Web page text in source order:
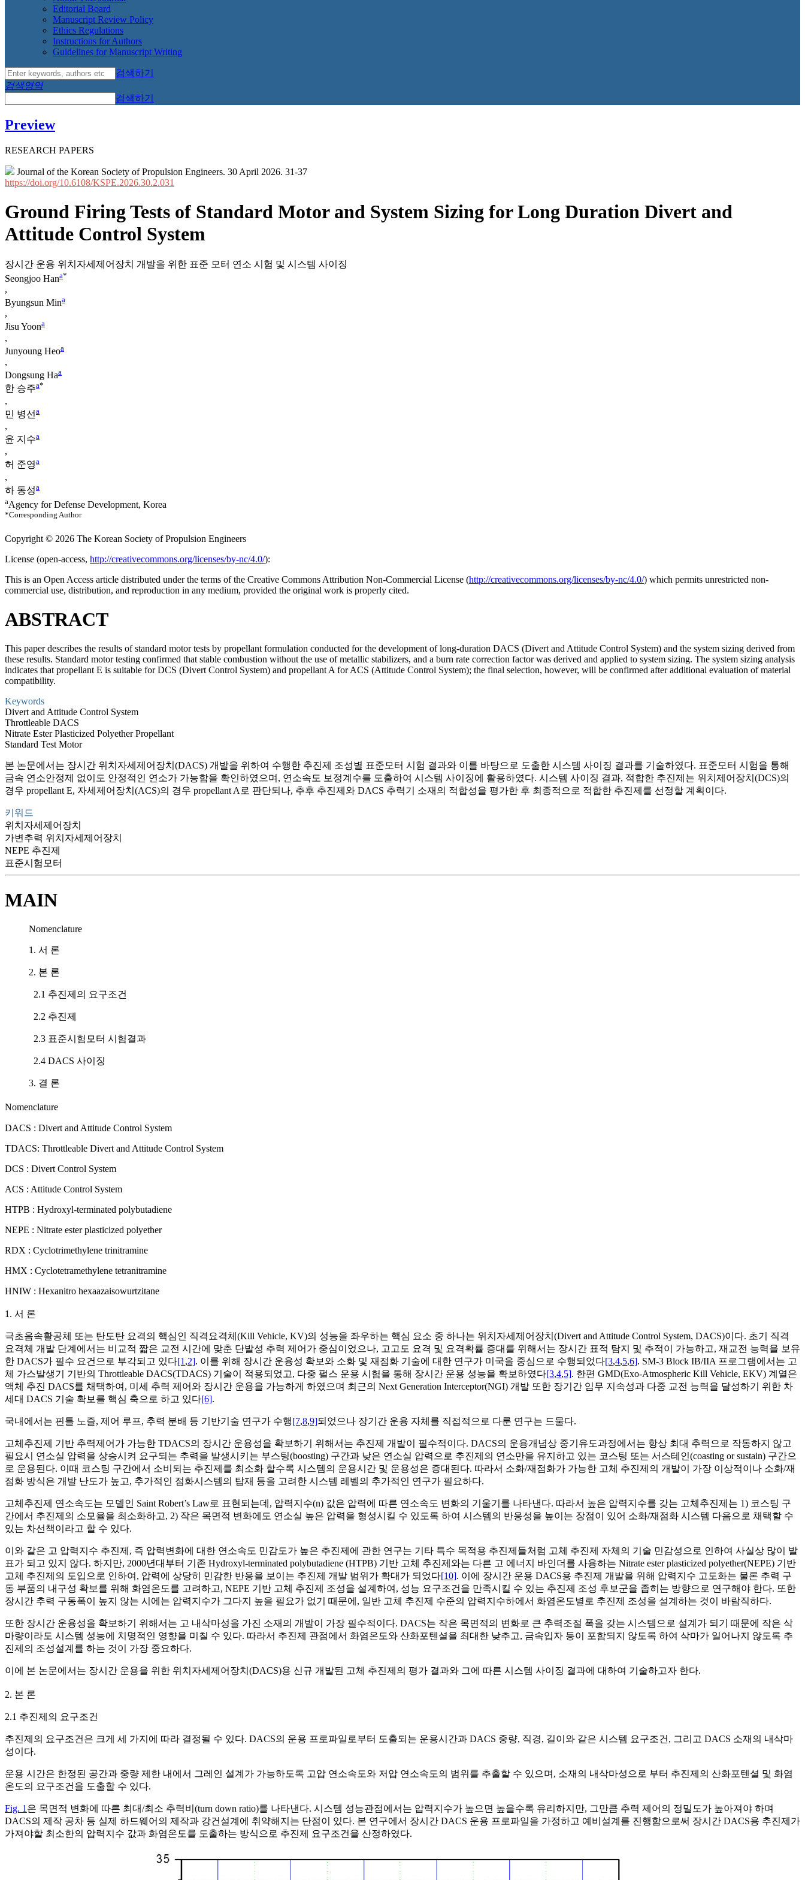
Editorial Board
Manuscript Review Policy
Ethics Regulations
Instructions for Authors
Guidelines for Manuscript Writing
검색하기
검색영역
검색하기
Preview
RESEARCH PAPERS
Journal of the Korean Society of Propulsion Engineers. 30 April 2026. 31-37
https://doi.org/10.6108/KSPE.2026.30.2.031
Ground Firing Tests of Standard Motor and System Sizing for Long Duration Divert and
Attitude Control System
장시간 운용 위치자세제어장치 개발을 위한 표준 모터 연소 시험 및 시스템 사이징
Seongjoo Hana*
,
Byungsun Mina
,
Jisu Yoona
,
Junyoung Heoa
,
Dongsung Haa
한 승주a*
,
민 병선 a
,
윤 지수a
,
허 준영a
,
하 동성a
aAgency for Defense Development, Korea
*Corresponding Author
Copyright © 2026 The Korean Society of Propulsion Engineers
License (open-access, http://creativecommons.org/licenses/by-nc/4.0/):
This is an Open Access article distributed under the terms of the Creative Commons Attribution Non-Commercial License (http://creativecommons.org/licenses/by-nc/4.0/) which permits unrestricted non-
commercial use, distribution, and reproduction in any medium, provided the original work is properly cited.
ABSTRACT
This paper describes the results of standard motor tests by propellant formulation conducted for the development of long-duration DACS (Divert and Attitude Control System) and the system sizing derived from
these results. Standard motor testing confirmed that stable combustion without the use of metallic stabilizers, and a burn rate correction factor was derived and applied to system sizing. The system sizing analysis
indicates that propellant E is suitable for DCS (Divert Control System) and propellant A for ACS (Attitude Control System); the final selection, however, will be confirmed after additional evaluation of material
compatibility.
Keywords
Divert and Attitude Control System
Throttleable DACS
Nitrate Ester Plasticized Polyether Propellant
Standard Test Motor
본 논문에서는 장시간 위치자세제어장치(DACS) 개발을 위하여 수행한 추진제 조성별 표준모터 시험 결과와 이를 바탕으로 도출한 시스템 사이징 결과를 기술하였다. 표준모터 시험을 통해
금속 연소안정제 없이도 안정적인 연소가 가능함을 확인하였으며, 연소속도 보정계수를 도출하여 시스템 사이징에 활용하였다. 시스템 사이징 결과, 적합한 추진제는 위치제어장치(DCS)의
경우 propellant E, 자세제어장치(ACS)의 경우 propellant A로 판단되나, 추후 추진제와 DACS 추력기 소재의 적합성을 평가한 후 최종적으로 적합한 추진제를 선정할 계획이다.
키워드
위치자세제어장치
가변추력 위치자세제어장치
NEPE 추진제
표준시험모터
MAIN
Nomenclature
1. 서 론
2. 본 론
2.1 추진제의 요구조건
2.2 추진제
2.3 표준시험모터 시험결과
2.4 DACS 사이징
3. 결 론
Nomenclature
DACS : Divert and Attitude Control System
TDACS: Throttleable Divert and Attitude Control System
DCS : Divert Control System
ACS : Attitude Control System
HTPB : Hydroxyl-terminated polybutadiene
NEPE : Nitrate ester plasticized polyether
RDX : Cyclotrimethylene trinitramine
HMX : Cyclotetramethylene tetranitramine
HNIW : Hexanitro hexaazaisowurtzitane
1. 서 론
극초음속활공체 또는 탄도탄 요격의 핵심인 직격요격체(Kill Vehicle, KV)의 성능을 좌우하는 핵심 요소 중 하나는 위치자세제어장치(Divert and Attitude Control System, DACS)이다. 초기 직격
요격체 개발 단계에서는 비교적 짧은 교전 시간에 맞춘 단발성 추력 제어가 중심이었으나, 고고도 요격 및 요격확률 증대를 위해서는 장시간 표적 탐지 및 추적이 가능하고, 재교전 능력을 보유
한 DACS가 필수 요건으로 부각되고 있다[1 ,2]. 이를 위해 장시간 운용성 확보와 소화 및 재점화 기술에 대한 연구가 미국을 중심으로 수행되었다[3,4,5,6]. SM-3 Block IB/IIA 프로그램에서는 고
체 가스발생기 기반의 Throttleable DACS(TDACS) 기술이 적용되었고, 다중 펄스 운용 시험을 통해 장시간 운용 성능을 확보하였다[3,4,5]. 한편 GMD(Exo-Atmospheric Kill Vehicle, EKV) 계열은
액체 추진 DACS를 채택하여, 미세 추력 제어와 장시간 운용을 가능하게 하였으며 최근의 Next Generation Interceptor(NGI) 개발 또한 장기간 임무 지속성과 다중 교전 능력을 달성하기 위한 차
세대 DACS 기술 확보를 핵심 축으로 하고 있다[6].
국내에서는 핀틀 노즐, 제어 루프, 추력 분배 등 기반기술 연구가 수행[7,8,9]되었으나 장기간 운용 자체를 직접적으로 다룬 연구는 드물다.
고체추진제 기반 추력제어가 가능한 TDACS의 장시간 운용성을 확보하기 위해서는 추진제 개발이 필수적이다. DACS의 운용개념상 중기유도과정에서는 항상 최대 추력으로 작동하지 않고
필요시 연소실 압력을 상승시켜 요구되는 추력을 발생시키는 부스팅(boosting) 구간과 낮은 연소실 압력으로 추진제의 연소만을 유지하고 있는 코스팅 또는 서스테인(coasting or sustain) 구간으
로 운용된다. 이때 코스팅 구간에서 소비되는 추진제를 최소화 할수록 시스템의 운용시간 및 운용성은 증대된다. 따라서 소화/재점화가 가능한 고체 추진제의 개발이 가장 이상적이나 소화/재
점화 방식은 개발 난도가 높고, 추가적인 점화시스템의 탑재 등을 고려한 시스템 레벨의 추가적인 연구가 필요하다.
고체추진제 연소속도는 모델인 Saint Robert’s Law로 표현되는데, 압력지수(n) 값은 압력에 따른 연소속도 변화의 기울기를 나타낸다. 따라서 높은 압력지수를 갖는 고체추진제는 1) 코스팅 구
간에서 추진제의 소모율을 최소화하고, 2) 작은 목면적 변화에도 연소실 높은 압력을 형성시킬 수 있도록 하여 시스템의 반응성을 높이는 장점이 있어 소화/재점화 시스템 다음으로 채택할 수
있는 차선책이라고 할 수 있다.
이와 같은 고 압력지수 추진제, 즉 압력변화에 대한 연소속도 민감도가 높은 추진제에 관한 연구는 기타 특수 목적용 추진제들처럼 고체 추진제 자체의 기술 민감성으로 인하여 사실상 많이 발
표가 되고 있지 않다. 하지만, 2000년대부터 기존 Hydroxyl-terminated polybutadiene (HTPB) 기반 고체 추진제와는 다른 고 에너지 바인더를 사용하는 Nitrate ester plasticized polyether(NEPE) 기반
고체 추진제의 도입으로 인하여, 압력에 상당히 민감한 반응을 보이는 추진제 개발 범위가 확대가 되었다[10]. 이에 장시간 운용 DACS용 추진제 개발을 위해 압력지수 고도화는 물론 추력 구
동 부품의 내구성 확보를 위해 화염온도를 고려하고, NEPE 기반 고체 추진제 조성을 설계하여, 성능 요구조건을 만족시킬 수 있는 추진제 조성 후보군을 좁히는 방향으로 연구해야 한다. 또한
장시간 추력 구동폭이 높지 않는 시에는 압력지수가 그다지 높을 필요가 없기 때문에, 일반 고체 추진제 수준의 압력지수하에서 화염온도별로 추진제 조성을 설계하는 것이 바람직하다.
또한 장시간 운용성을 확보하기 위해서는 고 내삭마성을 가진 소재의 개발이 가장 필수적이다. DACS는 작은 목면적의 변화로 큰 추력조절 폭을 갖는 시스템으로 설계가 되기 때문에 작은 삭
마량이라도 시스템 성능에 치명적인 영향을 미칠 수 있다. 따라서 추진제 관점에서 화염온도와 산화포텐셜을 최대한 낮추고, 금속입자 등이 포함되지 않도록 하여 삭마가 일어나지 않도록 추
진제의 조성설계를 하는 것이 가장 중요하다.
이에 본 논문에서는 장시간 운용을 위한 위치자세제어장치(DACS)용 신규 개발된 고체 추진제의 평가 결과와 그에 따른 시스템 사이징 결과에 대하여 기술하고자 한다.
2. 본 론
2.1 추진제의 요구조건
추진제의 요구조건은 크게 세 가지에 따라 결정될 수 있다. DACS의 운용 프로파일로부터 도출되는 운용시간과 DACS 중량, 직경, 길이와 같은 시스템 요구조건, 그리고 DACS 소재의 내삭마
성이다.
운용 시간은 한정된 공간과 중량 제한 내에서 그레인 설계가 가능하도록 고압 연소속도와 저압 연소속도의 범위를 추출할 수 있으며, 소재의 내삭마성으로 부터 추진제의 산화포텐셜 및 화염
온도의 요구조건을 도출할 수 있다.
Fig. 1 은 목면적 변화에 따른 최대/최소 추력비(turn down ratio)를 나타낸다. 시스템 성능관점에서는 압력지수가 높으면 높을수록 유리하지만, 그만큼 추력 제어의 정밀도가 높아져야 하며
DACS의 제작 공차 등 실제 하드웨어의 제작과 강건설계에 취약해지는 단점이 있다. 본 연구에서 장시간 DACS 운용 프로파일을 가정하고 예비설계를 진행함으로써 장시간 DACS용 추진제가
가져야할 최소한의 압력지수 값과 화염온도를 도출하는 방식으로 추진제 요구조건을 산정하였다.